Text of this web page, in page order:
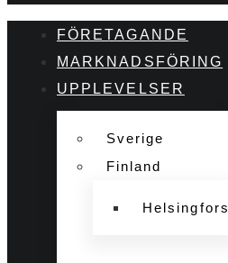
FÖRETAGANDE
MARKNADSFÖRING
UPPLEVELSER
Sverige
Finland
Helsingfors